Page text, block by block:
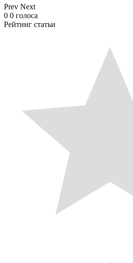
Prev Next
0 0 голоса
Рейтинг статьи